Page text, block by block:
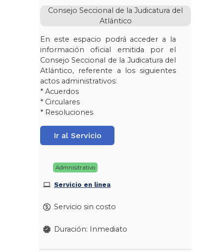
Consejo Seccional de la Judicatura del
Atlántico
En este espacio podrá acceder a la
información oficial emitida por el
Consejo Seccional de la Judicatura del
Atlántico, referente a los siguientes
actos administrativos:
* Acuerdos
* Circulares
* Resoluciones
Ir al Servicio
Admnisitrativo
Servicio en linea
Servicio sin costo
Duración: Inmediato